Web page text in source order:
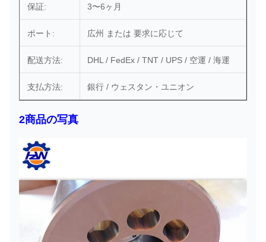
保証: 3〜6ヶ月
ポート: 広州 または 要求に応じて
配送方法: DHL / FedEx / TNT / UPS / 空運 / 海運
支払方法: 銀行 / ウェスタン・ユニオン
2商品の写真